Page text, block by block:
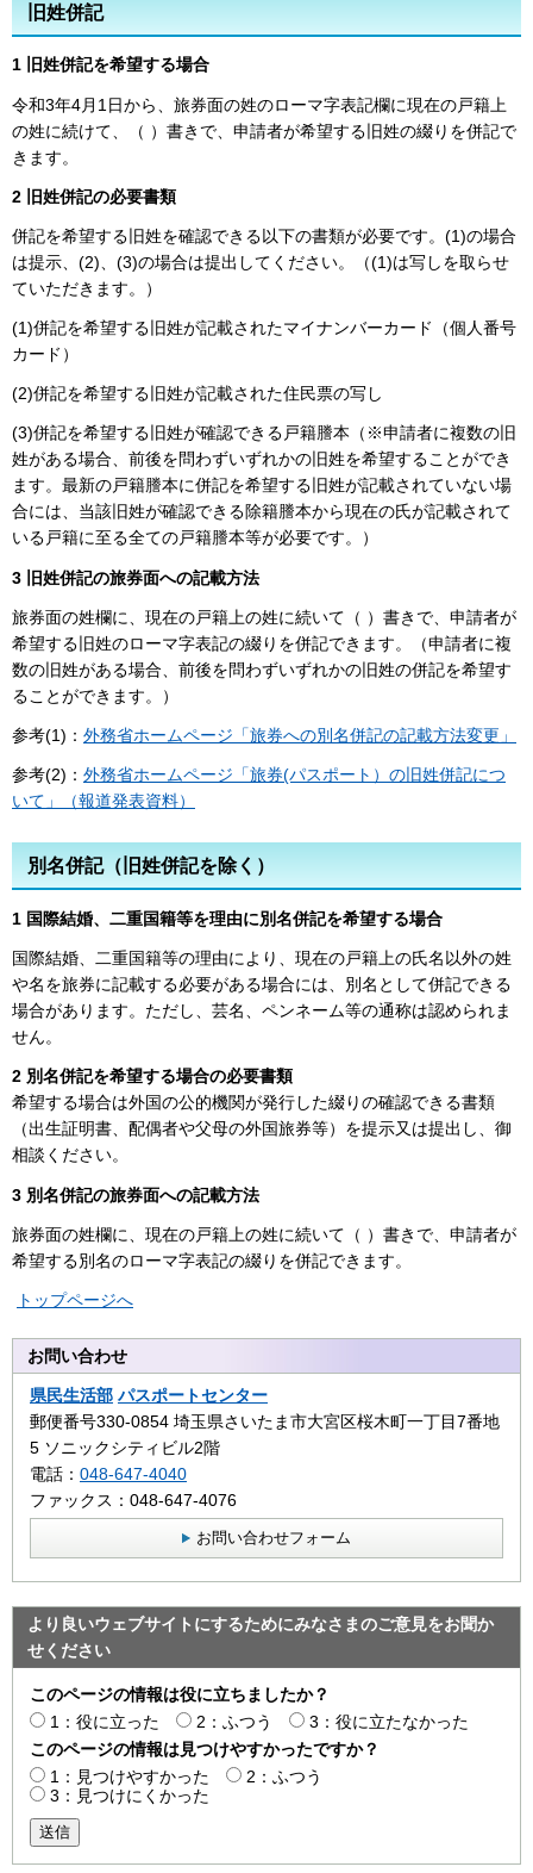
旧姓併記
1 旧姓併記を希望する場合
令和3年4月1日から、旅券面の姓のローマ字表記欄に現在の戸籍上
の姓に続けて、（ ）書きで、申請者が希望する旧姓の綴りを併記で
きます。
2 旧姓併記の必要書類
併記を希望する旧姓を確認できる以下の書類が必要です。(1)の場合
は提示、(2)、(3)の場合は提出してください。（(1)は写しを取らせ
ていただきます。）
(1)併記を希望する旧姓が記載されたマイナンバーカード（個人番号
カード）
(2)併記を希望する旧姓が記載された住民票の写し
(3)併記を希望する旧姓が確認できる戸籍謄本（※申請者に複数の旧
姓がある場合、前後を問わずいずれかの旧姓を希望することができ
ます。最新の戸籍謄本に併記を希望する旧姓が記載されていない場
合には、当該旧姓が確認できる除籍謄本から現在の氏が記載されて
いる戸籍に至る全ての戸籍謄本等が必要です。）
3 旧姓併記の旅券面への記載方法
旅券面の姓欄に、現在の戸籍上の姓に続いて（ ）書きで、申請者が
希望する旧姓のローマ字表記の綴りを併記できます。（申請者に複
数の旧姓がある場合、前後を問わずいずれかの旧姓の併記を希望す
ることができます。）
参考(1)： 外務省ホームページ「旅券への別名併記の記載方法変更」
参考(2)： 外務省ホームページ「旅券(パスポート）の旧姓併記につ
いて」（報道発表資料）
別名併記（旧姓併記を除く）
1 国際結婚、二重国籍等を理由に別名併記を希望する場合
国際結婚、二重国籍等の理由により、現在の戸籍上の氏名以外の姓
や名を旅券に記載する必要がある場合には、別名として併記できる
場合があります。ただし、芸名、ペンネーム等の通称は認められま
せん。
2 別名併記を希望する場合の必要書類
希望する場合は外国の公的機関が発行した綴りの確認できる書類
（出生証明書、配偶者や父母の外国旅券等）を提示又は提出し、御
相談ください。
3 別名併記の旅券面への記載方法
旅券面の姓欄に、現在の戸籍上の姓に続いて（ ）書きで、申請者が
希望する別名のローマ字表記の綴りを併記できます。
トップページへ
お問い合わせ
県民生活部 パスポートセンター
郵便番号330-0854 埼玉県さいたま市大宮区桜木町一丁目7番地
5 ソニックシティビル2階
電話： 048-647-4040
ファックス：048-647-4076
お問い合わせフォーム
より良いウェブサイトにするためにみなさまのご意見をお聞か
せください
このページの情報は役に立ちましたか？
1：役に立った
2：ふつう
3：役に立たなかった
このページの情報は見つけやすかったですか？
1：見つけやすかった
2：ふつう
3：見つけにくかった
送信